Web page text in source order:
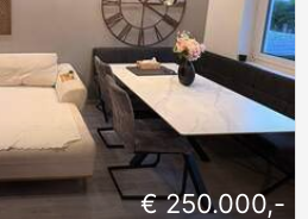
€ 250.000,-